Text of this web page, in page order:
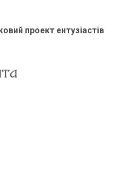
проект ентузіастів